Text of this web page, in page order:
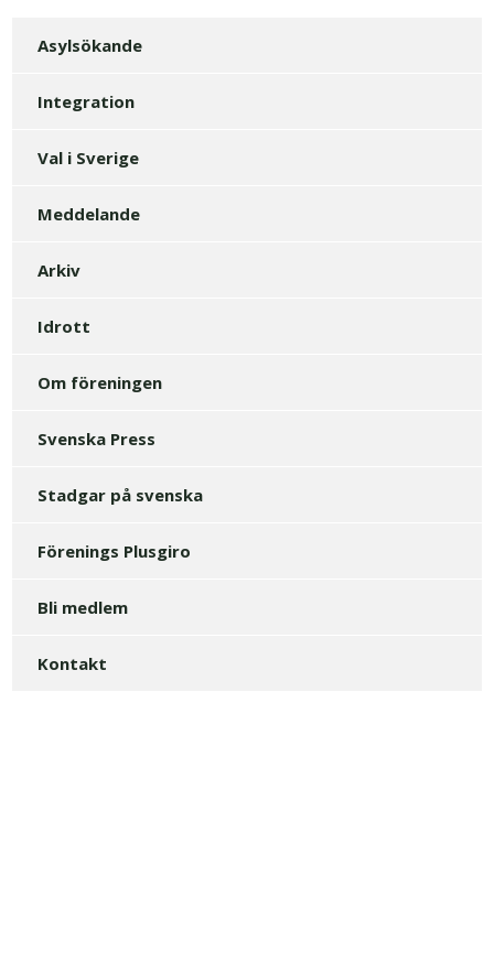
Asylsökande
Integration
Val i Sverige
Meddelande
Arkiv
Idrott
Om föreningen
Svenska Press
Stadgar på svenska
Förenings Plusgiro
Bli medlem
Kontakt